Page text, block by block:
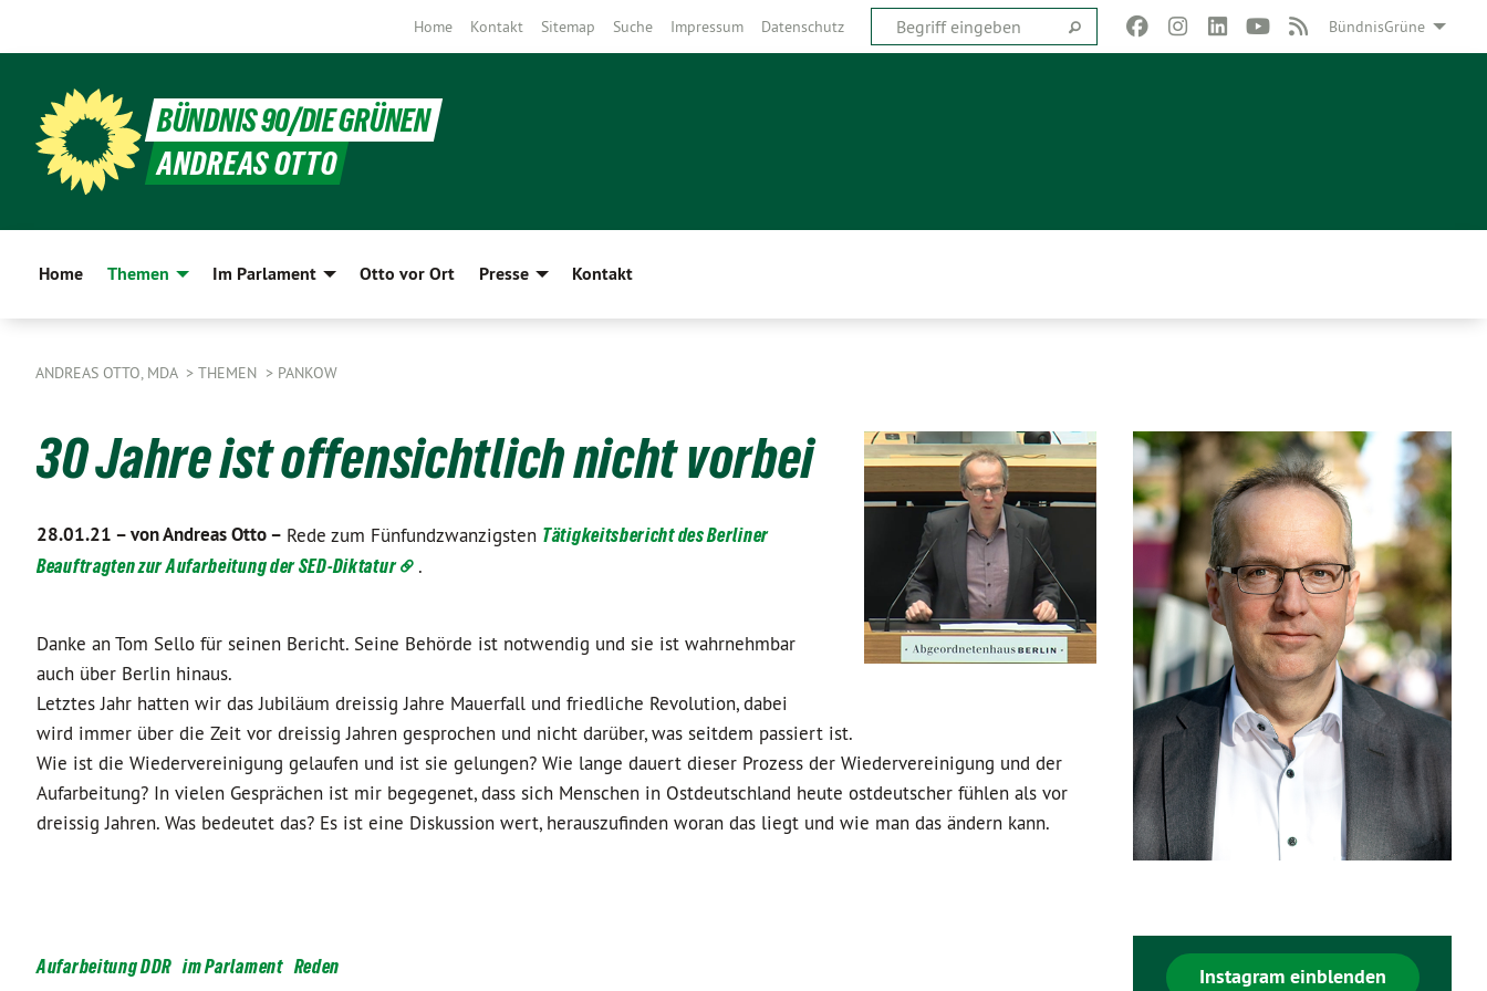
BündnisGrüne
Home Kontakt Sitemap Suche Impressum Datenschutz
BÜNDNIS 90/DIE GRÜNEN
ANDREAS OTTO
Home Themen Im Parlament Otto vor Ort Presse Kontakt
ANDREAS OTTO, MDA THEMEN PANKOW
30 Jahre ist offensichtlich nicht vorbei
28.01.21 –von Andreas Otto – Rede zum Fünfundzwanzigsten Tätigkeitsbericht des Berliner
Beauftragten zur Aufarbeitung der SED-Diktatur
.
Danke an Tom Sello für seinen Bericht. Seine Behörde ist notwendig und sie ist wahrnehmbar
auch über Berlin hinaus.
Letztes Jahr hatten wir das Jubiläum dreissig Jahre Mauerfall und friedliche Revolution, dabei
wird immer über die Zeit vor dreissig Jahren gesprochen und nicht darüber, was seitdem passiert ist.
Wie ist die Wiedervereinigung gelaufen und ist sie gelungen? Wie lange dauert dieser Prozess der Wiedervereinigung und der
Aufarbeitung? In vielen Gesprächen ist mir begegenet, dass sich Menschen in Ostdeutschland heute ostdeutscher fühlen als vor
dreissig Jahren. Was bedeutet das? Es ist eine Diskussion wert, herauszufinden woran das liegt und wie man das ändern kann.
Aufarbeitung DDR im Parlament Reden Instagram einblenden